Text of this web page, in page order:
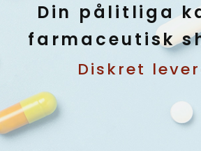
Din pålitliga
farmaceutisk
Diskret